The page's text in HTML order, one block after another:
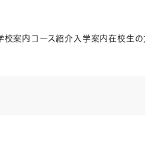
校案内 コース紹介 入学案内在校生の